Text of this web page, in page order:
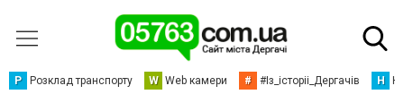
Р Розклад транспорту W Web камери # #Із_історіі_Дергачів Н